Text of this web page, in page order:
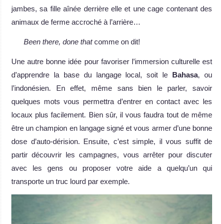
jambes, sa fille aînée derrière elle et une cage contenant des
animaux de ferme accroché à l’arrière…
Been there, done thatcomme on dit!
Une autre bonne idée pour favoriser l’immersion culturelle est
d’apprendre la base du langage local, soit le Bahasa, ou
l’indonésien. En effet, même sans bien le parler, savoir
quelques mots vous permettra d’entrer en contact avec les
locaux plus facilement. Bien sûr, il vous faudra tout de même
être un champion en langage signé et vous armer d’une bonne
dose d’auto-dérision. Ensuite, c’est simple, il vous suffit de
partir découvrir les campagnes, vous arrêter pour discuter
avec les gens ou proposer votre aide a quelqu’un qui
transporte un truc lourd par exemple.